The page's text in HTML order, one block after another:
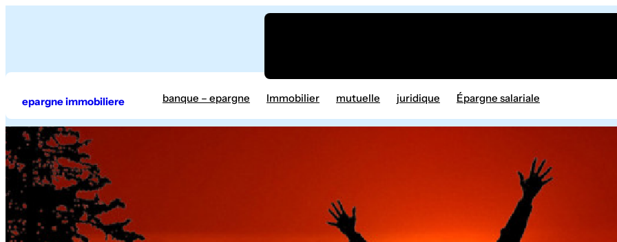
epargne immobiliere banque – epargne Immobilier mutuelle juridique Épargne salariale